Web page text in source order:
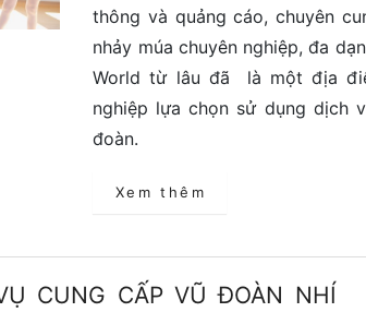
thông và quảng cáo, chuyên
nhảy múa chuyên nghiệp, đa
World từ lâu đã là một địa
nghiệp lựa chọn sử dụng dịch
đoàn.
Xem thêm
CUNG CẤP VŨ ĐOÀN NHÍ